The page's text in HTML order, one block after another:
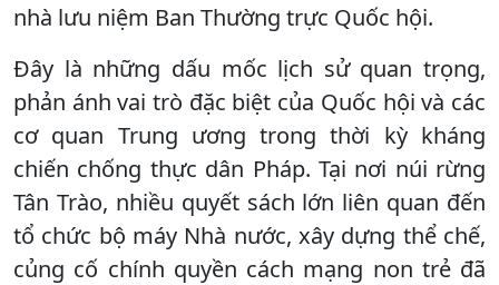
nhà lưu niệm Ban Thường trực Quốc hội.
Đây là những dấu mốc lịch sử quan trọng,
phản ánh vai trò đặc biệt của Quốc hội và các
cơ quan Trung ương trong thời kỳ kháng
chiến chống thực dân Pháp. Tại nơi núi rừng
Tân Trào, nhiều quyết sách lớn liên quan đến
tổ chức bộ máy Nhà nước, xây dựng thể chế,
củng cố chính quyền cách mạng non trẻ đã